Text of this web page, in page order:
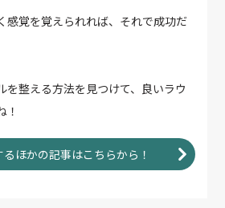
感覚を覚えられれば、それで成功だ
を整える方法を見つけて、良いラウ
！
ほかの記事はこちらから！